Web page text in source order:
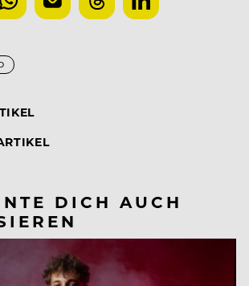
DICH AUCH